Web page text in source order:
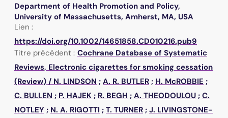
Department of Health Promotion and Policy,
University of Massachusetts, Amherst, MA, USA
Lien :
https://doi.org/10.1002/14651858.CD010216.pub9
Titre précédent : Cochrane Database of Systematic
Reviews, Electronic cigarettes for smoking cessation
(Review) / N. LINDSON ; A. R. BUTLER ; H. McROBBIE ;
C. BULLEN ; P. HAJEK ; R. BEGH ; A. THEODOULOU ; C.
NOTLEY ; N. A. RIGOTTI ; T. TURNER ; J. LIVINGSTONE-